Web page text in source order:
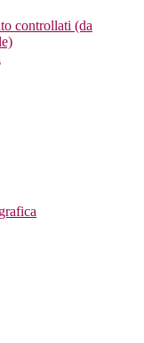
controllati (da